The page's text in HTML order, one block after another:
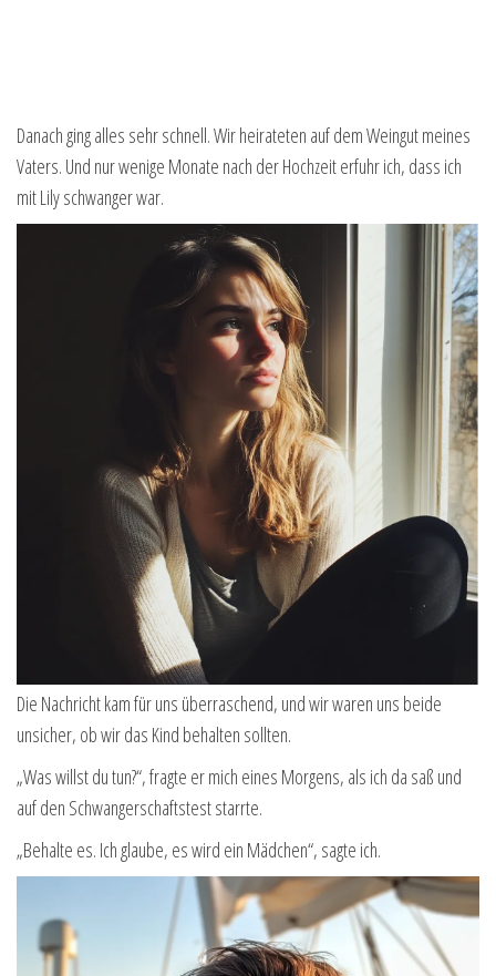
Danach ging alles sehr schnell. Wir heirateten auf dem Weingut meines
Vaters. Und nur wenige Monate nach der Hochzeit erfuhr ich, dass ich
mit Lily schwanger war.
Die Nachricht kam für uns überraschend, und wir waren uns beide
unsicher, ob wir das Kind behalten sollten.
„Was willst du tun?“, fragte er mich eines Morgens, als ich da saß und
auf den Schwangerschaftstest starrte.
„Behalte es. Ich glaube, es wird ein Mädchen“, sagte ich.